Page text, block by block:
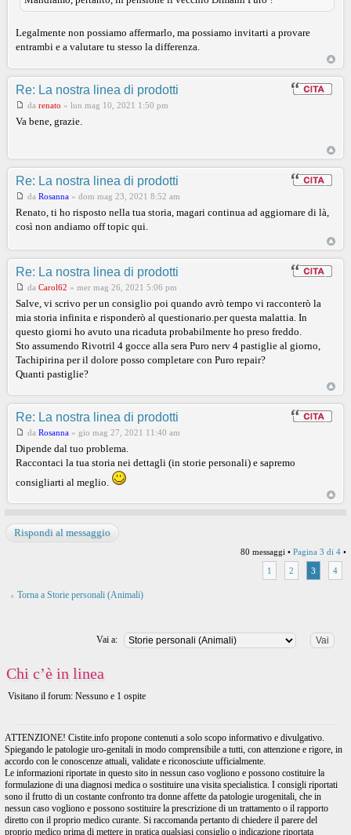
Legalmente non possiamo affermarlo, ma possiamo invitarti a provare
entrambi e a valutare tu stesso la differenza.
Re: La nostra linea di prodotti
da renato » lun mag 10, 2021 1:50 pm
Va bene, grazie.
Re: La nostra linea di prodotti
da Rosanna » dom mag 23, 2021 8:52 am
Renato, ti ho risposto nella tua storia, magari continua ad aggiornare di là,
così non andiamo off topic qui.
Re: La nostra linea di prodotti
da Carol62 » mer mag 26, 2021 5:06 pm
Salve, vi scrivo per un consiglio poi quando avrò tempo vi racconterò la
mia storia infinita e risponderò al questionario.per questa malattia. In
questo giorni ho avuto una ricaduta probabilmente ho preso freddo.
Sto assumendo Rivotril 4 gocce alla sera Puro nerv 4 pastiglie al giorno,
Tachipirina per il dolore posso completare con Puro repair?
Quanti pastiglie?
Re: La nostra linea di prodotti
da Rosanna » gio mag 27, 2021 11:40 am
Dipende dal tuo problema.
Raccontaci la tua storia nei dettagli (in storie personali) e sapremo
consigliarti al meglio.
Rispondi al messaggio
80 messaggi • Pagina 3 di 4 •
1
2 3 4
Torna a Storie personali (Animali)
Vai a:
Chi c’è in linea
Visitano il forum: Nessuno e 1 ospite
ATTENZIONE! Cistite.info propone contenuti a solo scopo informativo e divulgativo.
Spiegando le patologie uro-genitali in modo comprensibile a tutti, con attenzione e rigore, in
accordo con le conoscenze attuali, validate e riconosciute ufficialmente.
Le informazioni riportate in questo sito in nessun caso vogliono e possono costituire la
formulazione di una diagnosi medica o sostituire una visita specialistica. I consigli riportati
sono il frutto di un costante confronto tra donne affette da patologie urogenitali, che in
nessun caso vogliono e possono sostituire la prescrizione di un trattamento o il rapporto
diretto con il proprio medico curante. Si raccomanda pertanto di chiedere il parere del
proprio medico prima di mettere in pratica qualsiasi consiglio o indicazione riportata